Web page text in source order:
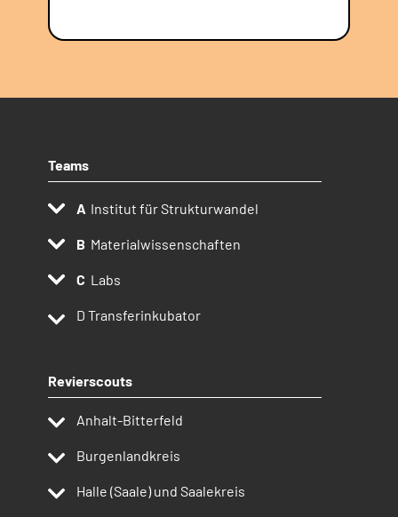
Teams
Institut für Strukturwandel
Materialwissenschaften
Labs
D Transferinkubator
Revierscouts
Anhalt-Bitterfeld
Burgenlandkreis
Halle (Saale) und Saalekreis